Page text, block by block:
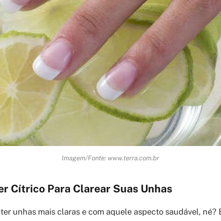
Imagem/Fonte: www.terra.com.br
Cítrico Para Clarear Suas Unhas
unhas mais claras e com aquele aspecto saudável, né?